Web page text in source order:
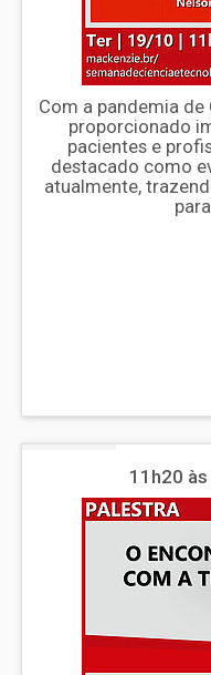
Com a pandemia de
proporcionado
pacientes e
destacado como
atualmente,
11h20